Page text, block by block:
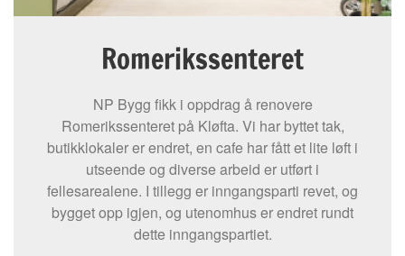
Romerikssenteret
NP Bygg fikk i oppdrag å renovere
Romerikssenteret på Kløfta. Vi har byttet tak,
butikklokaler er endret, en cafe har fått et lite løft i
utseende og diverse arbeid er utført i
fellesarealene. I tillegg er inngangsparti revet, og
bygget opp igjen, og utenomhus er endret rundt
dette inngangspartiet.